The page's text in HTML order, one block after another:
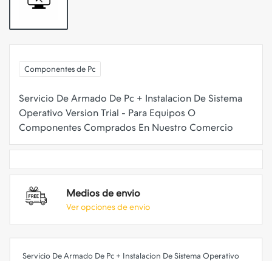
Componentes de Pc
Servicio De Armado De Pc + Instalacion De Sistema
Operativo Version Trial - Para Equipos O
Medios de envio
Ver opciones de envio
Servicio De Armado De Pc + Instalacion De Sistema Operativo